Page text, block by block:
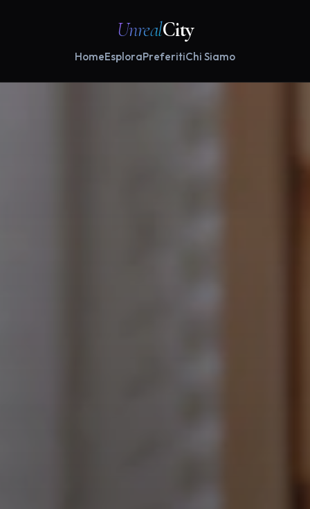
UnrealCity
HomeEsploraPreferitiChi Siamo